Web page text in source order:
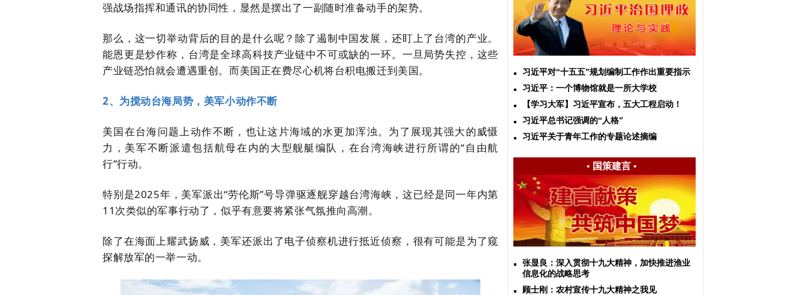
强战场指挥和通讯的协同性，显然是摆出了一副随时准备动手的架势。
那么，这一切举动背后的目的是什么呢？除了遏制中国发展，还盯上了台湾的产业。
能恩更是炒作称，台湾是全球高科技产业链中不可或缺的一环。一旦局势失控，这些
产业链恐怕就会遭遇重创。而美国正在费尽心机将台积电搬迁到美国。
2、为搅动台海局势，美军小动作不断
美国在台海问题上动作不断，也让这片海域的水更加浑浊。为了展现其强大的威慑
力， 美军不断派遣包括航母在内的大型舰艇编队，在台湾海峡进行所谓的“自由航
行”行动。
特别是2025年，美军派出“劳伦斯”号导弹驱逐舰穿越台湾海峡，这已经是同一年内第
11次类似的军事行动了，似乎有意要将紧张气氛推向高潮。
除了在海面上耀武扬威， 美军还派出了电子侦察机进行抵近侦察 ，很有可能是为了窥
探解放军的一举一动。
习近平对“十五五”规划编制工作作出重要指示
习近平：一个博物馆就是一所大学校
【学习大军】习近平宣布，五大工程启动！
习近平总书记强调的“人格”
习近平关于青年工作的专题论述摘编
• 国策建言•
张显良：深入贯彻十九大精神，加快推进渔业
信息化的战略思考
顾士刚：农村宣传十九大精神之我见